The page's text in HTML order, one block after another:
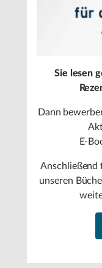
Sie lesen
Dann
E-
Anschließend
unseren